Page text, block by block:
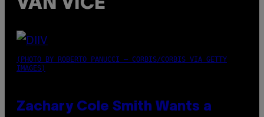
VAN VICE
(PHOTO BY ROBERTO PANUCCI – CORBIS/CORBIS VIA GETTY
IMAGES)
Zachary Cole Smith Wants a